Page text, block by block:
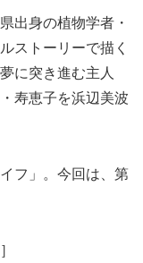
出身の植物学者・
ストーリーで描く
に突き進む主人
寿恵子を浜辺美波
フ」。今回は、第